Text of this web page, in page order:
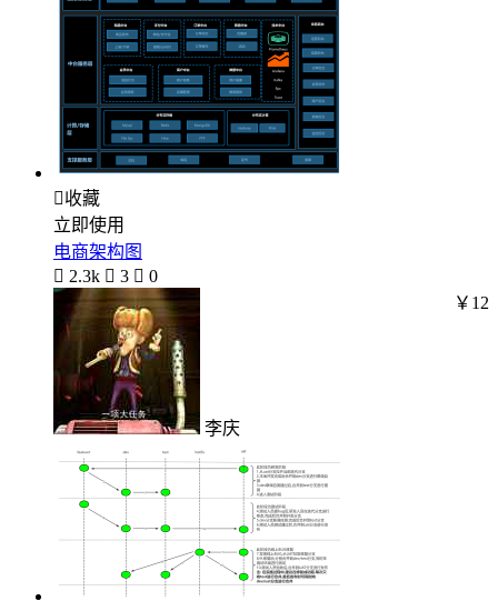
收藏
立即使用
电商架构图
 2.3k  3  0
李庆
￥12